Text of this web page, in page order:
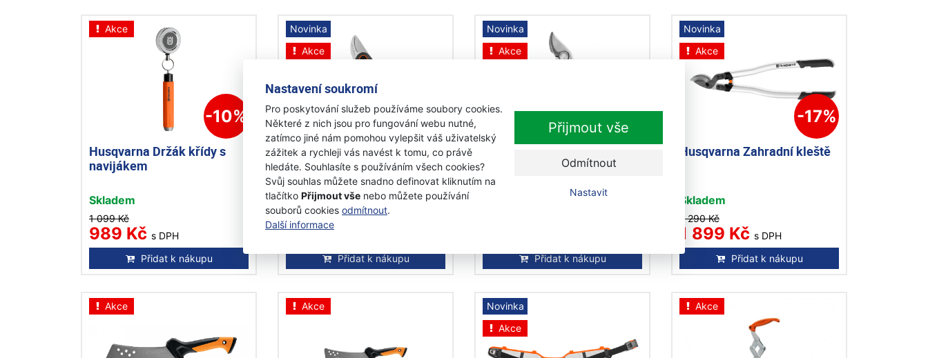
Nastavení soukromí
Pro poskytování služeb používáme soubory cookies.
Některé z nich jsou pro fungování webu nutné,
zatímco jiné nám pomohou vylepšit váš uživatelský
zážitek a rychleji vás navést k tomu, co právě
hledáte. Souhlasíte s používáním všech cookies?
Svůj souhlas můžete snadno definovat kliknutím na
tlačítko Přijmout vše nebo můžete používání
souborů cookies odmítnout.
Další informace
Přijmout vše
Odmítnout
Nastavit
Akce
-10%
Husqvarna Držák křídy s
navijákem
Skladem
1 099 Kč
989 Kč s DPH
Přidat k nákupu
Novinka
Akce
-15%
Husqvarna Zahradní nůžky
Standard
Skladem
1 049 Kč
890 Kč
Přidat k nákupu
Novinka
Akce
-10%
velké
Přidat k nákupu
Novinka
Akce
-17%
Husqvarna Zahradní kleště
Skladem
2 290 Kč
1 899 Kč s DPH
Přidat k nákupu
Akce Akce
Novinka
Akce
Akce